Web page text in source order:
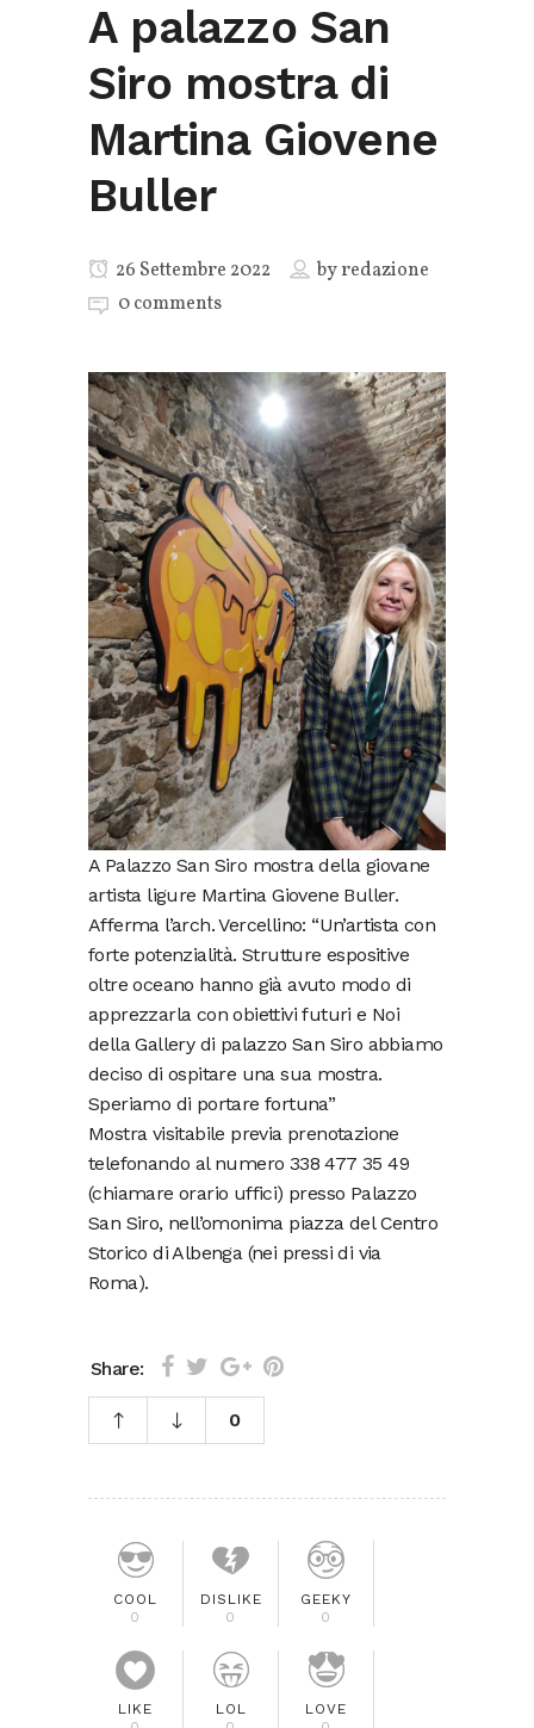
A palazzo San
Siro mostra di
Martina Giovene
Buller
26 Settembre 2022 byredazione
0 comments
A Palazzo San Siro mostra della giovane
artista ligure Martina Giovene Buller.
Afferma l’arch. Vercellino: “Un’artista con
forte potenzialità. Strutture espositive
oltre oceano hanno già avuto modo di
apprezzarla con obiettivi futuri e Noi
della Gallery di palazzo San Siro abbiamo
deciso di ospitare una sua mostra.
Speriamo di portare fortuna”
Mostra visitabile previa prenotazione
telefonando al numero 338 477 35 49
(chiamare orario uffici) presso Palazzo
San Siro, nell’omonima piazza del Centro
Storico di Albenga (nei pressi di via
Roma).
Share:
0
COOL
0
DISLIKE
0
GEEKY
0
LIKE
LOL
LOVE